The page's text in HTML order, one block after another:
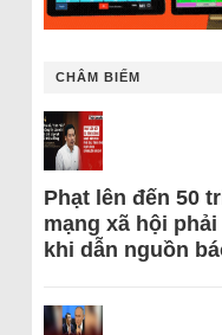
CHÂM BIẾM
Phạt lên đến 50
mạng xã hội
khi dẫn nguồn